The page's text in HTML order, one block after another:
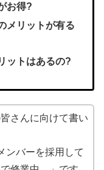
お得?
メリットが有る
ットはあるの?
さんに向けて書い
ンバーを採用して